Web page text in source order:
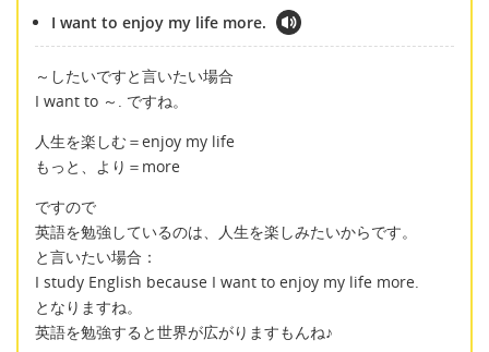
I want to enjoy my life more.
～したいですと言いたい場合
I want to ～. ですね。
人生を楽しむ＝enjoy my life
もっと、より＝more
ですので
英語を勉強しているのは、人生を楽しみたいからです。
と言いたい場合：
I study English because I want to enjoy my life more.
となりますね。
英語を勉強すると世界が広がりますもんね♪